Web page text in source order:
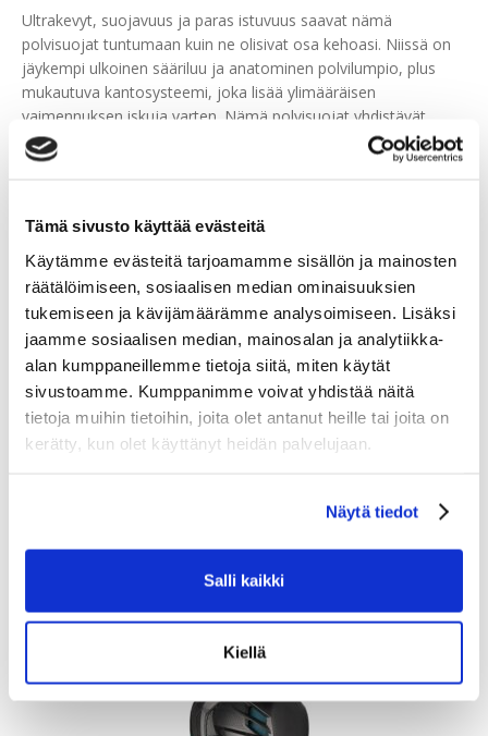
Tämä sivusto käyttää evästeitä
Käytämme evästeitä tarjoamamme sisällön ja mainosten
räätälöimiseen, sosiaalisen median ominaisuuksien
tukemiseen ja kävijämäärämme analysoimiseen. Lisäksi
jaamme sosiaalisen median, mainosalan ja analytiikka-
alan kumppaneillemme tietoja siitä, miten käytät
sivustoamme. Kumppanimme voivat yhdistää näitä
tietoja muihin tietoihin, joita olet antanut heille tai joita on
kerätty, kun olet käyttänyt heidän palvelujaan.
Näytä tiedot
Salli kaikki
Kiellä
Ultrakevyt, suojavuus ja paras istuvuus saavat nämä
polvisuojat tuntumaan kuin ne olisivat osa kehoasi. Niissä on
jäykempi ulkoinen sääriluu ja anatominen polvilumpio, plus
mukautuva kantosysteemi, joka lisää ylimääräisen
vaimennuksen iskuja varten. Nämä polvisuojat yhdistävät
suojauksen, mukavuuden ja ketteryyden parhaat osat.
Täydellisesti peittävä pohjesuoja ja syvemmälle istuva polvi
Syvemmälle istuva polvi ja kaksilukitus DynaFlex-hihna luovat
mukavan tiukan istuvuuden, jotta pysyt mahdollisimman
ketteränä.
Jäykempi ja kestävämpi kuin edeltäjänsä, nämä polvisuojat
sisältävät DEFENSE CLOUD TECH -foamia polvessa ja
CURV®-komposiittipohjesuojan, joka kietoutuu jalkasi
ympärille täydellisesti.